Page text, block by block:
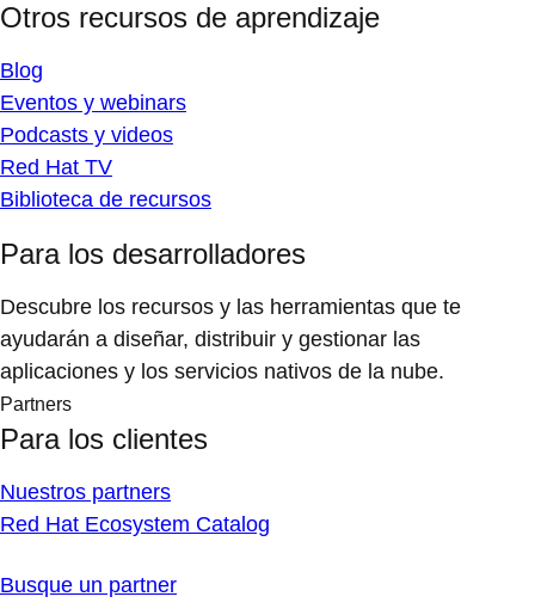
Otros recursos de aprendizaje
Blog
Eventos y webinars
Podcasts y videos
Red Hat TV
Biblioteca de recursos
Para los desarrolladores
Descubre los recursos y las herramientas que te
ayudarán a diseñar, distribuir y gestionar las
aplicaciones y los servicios nativos de la nube.
Partners
Para los clientes
Nuestros partners
Red Hat Ecosystem Catalog
Busque un partner